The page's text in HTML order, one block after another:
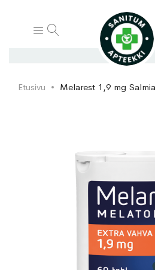
Etusivu Melarest 1,9 mg